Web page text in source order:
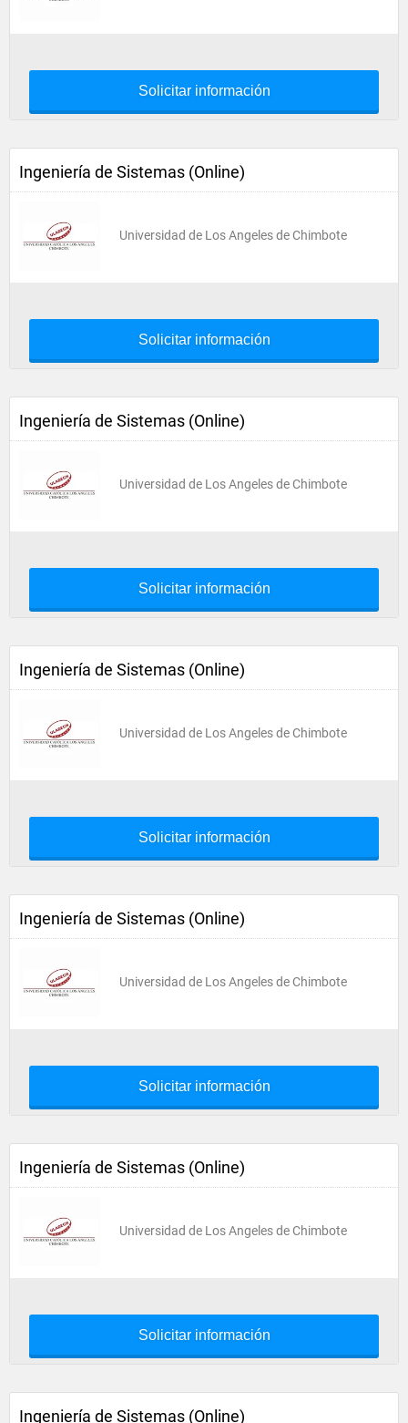
Solicitar información
Ingeniería de Sistemas (Online)
Universidad de Los Angeles de Chimbote
Solicitar información
Ingeniería de Sistemas (Online)
Universidad de Los Angeles de Chimbote
Solicitar información
Ingeniería de Sistemas (Online)
Universidad de Los Angeles de Chimbote
Solicitar información
Ingeniería de Sistemas (Online)
Universidad de Los Angeles de Chimbote
Solicitar información
Ingeniería de Sistemas (Online)
Universidad de Los Angeles de Chimbote
Solicitar información
Ingeniería de Sistemas (Online)